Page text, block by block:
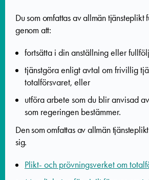
Du som omfattas av allmän tjänsteplikt
genom att:
fortsätta i din anställning eller
tjänstgöra enligt avtal om frivillig
totalförsvaret, eller
utföra arbete som du blir anvisad
som regeringen bestämmer.
Den som omfattas av allmän
sig.
Plikt- och prövningsverket om